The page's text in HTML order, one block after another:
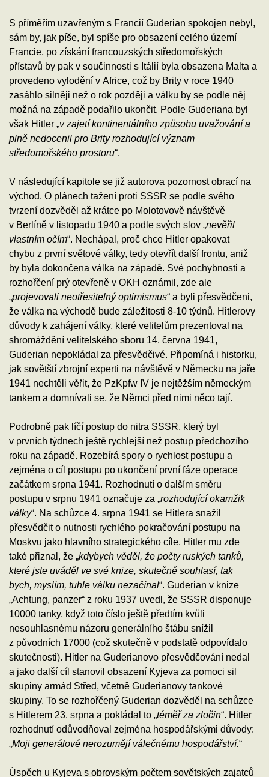
S příměřím uzavřeným s Francií Guderian spokojen nebyl,
sám by, jak píše, byl spíše pro obsazení celého území
Francie, po získání francouzských středomořských
přístavů by pak v součinnosti s Itálií byla obsazena Malta a
provedeno vylodění v Africe, což by Brity v roce 1940
zasáhlo silněji než o rok později a válku by se podle něj
možná na západě podařilo ukončit. Podle Guderiana byl
však Hitler „v zajetí kontinentálního způsobu uvažování a
plně nedocenil pro Brity rozhodující význam
středomořského prostoru“.
V následující kapitole se již autorova pozornost obrací na
východ. O plánech tažení proti SSSR se podle svého
tvrzení dozvěděl až krátce po Molotovově návštěvě
v Berlíně v listopadu 1940 a podle svých slov „nevěřil
vlastním očím“. Nechápal, proč chce Hitler opakovat
chybu z první světové války, tedy otevřít další frontu, aniž
by byla dokončena válka na západě. Své pochybnosti a
rozhořčení prý otevřeně v OKH oznámil, zde ale
„projevovali neotřesitelný optimismus“ a byli přesvědčeni,
že válka na východě bude záležitosti 8-10 týdnů. Hitlerovy
důvody k zahájení války, které velitelům prezentoval na
shromáždění velitelského sboru 14. června 1941,
Guderian nepokládal za přesvědčivé. Připomíná i historku,
jak sovětští zbrojní experti na návštěvě v Německu na jaře
1941 nechtěli věřit, že PzKpfw IV je nejtěžším německým
tankem a domnívali se, že Němci před nimi něco tají.
Podrobně pak líčí postup do nitra SSSR, který byl
v prvních týdnech ještě rychlejší než postup předchozího
roku na západě. Rozebírá spory o rychlost postupu a
zejména o cíl postupu po ukončení první fáze operace
začátkem srpna 1941. Rozhodnutí o dalším směru
postupu v srpnu 1941 označuje za „rozhodující okamžik
války“. Na schůzce 4. srpna 1941 se Hitlera snažil
přesvědčit o nutnosti rychlého pokračování postupu na
Moskvu jako hlavního strategického cíle. Hitler mu zde
také přiznal, že „kdybych věděl, že počty ruských tanků,
které jste uváděl ve své knize, skutečně souhlasí, tak
bych, myslím, tuhle válku nezačínal“. Guderian v knize
„Achtung, panzer“ z roku 1937 uvedl, že SSSR disponuje
10000 tanky, když toto číslo ještě předtím kvůli
nesouhlasnému názoru generálního štábu snížil
z původních 17000 (což skutečně v podstatě odpovídalo
skutečnosti). Hitler na Guderianovo přesvědčování nedal
a jako další cíl stanovil obsazení Kyjeva za pomoci sil
skupiny armád Střed, včetně Guderianovy tankové
skupiny. To se rozhořčený Guderian dozvěděl na schůzce
s Hitlerem 23. srpna a pokládal to „téměř za zločin“. Hitler
rozhodnutí odůvodňoval zejména hospodářskými důvody:
„Moji generálové nerozumějí válečnému hospodářství.“
Úspěch u Kyjeva s obrovským počtem sovětských zajatců